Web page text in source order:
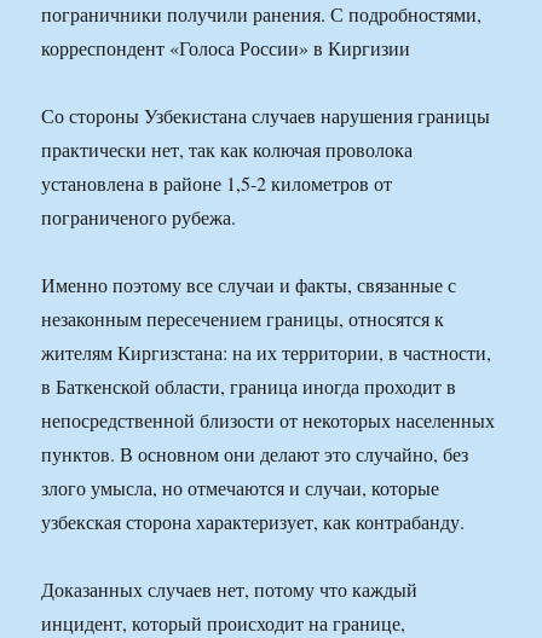
пограничники получили ранения. С подробностями,
корреспондент «Голоса России» в Киргизии
Со стороны Узбекистана случаев нарушения границы
практически нет, так как колючая проволока
установлена в районе 1,5-2 километров от
пограниченого рубежа.
Именно поэтому все случаи и факты, связанные с
незаконным пересечением границы, относятся к
жителям Киргизстана: на их территории, в частности,
в Баткенской области, граница иногда проходит в
непосредственной близости от некоторых населенных
пунктов. В основном они делают это случайно, без
злого умысла, но отмечаются и случаи, которые
узбекская сторона характеризует, как контрабанду.
Доказанных случаев нет, потому что каждый
инцидент, который происходит на границе,